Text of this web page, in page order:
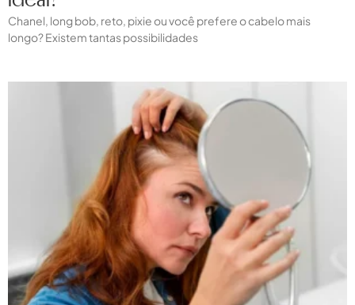
Chanel, long bob, reto, pixie ou você prefere o cabelo mais
longo? Existem tantas possibilidades